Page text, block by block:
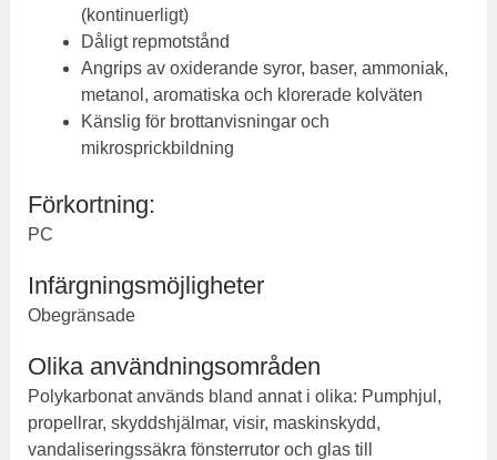
(kontinuerligt)
Dåligt repmotstånd
Angrips av oxiderande syror, baser, ammoniak,
metanol, aromatiska och klorerade kolväten
Känslig för brottanvisningar och
mikrosprickbildning
Förkortning:
PC
Infärgningsmöjligheter
Obegränsade
Olika användningsområden
Polykarbonat används bland annat i olika: Pumphjul,
propellrar, skyddshjälmar, visir, maskinskydd,
vandaliseringssäkra fönsterrutor och glas till